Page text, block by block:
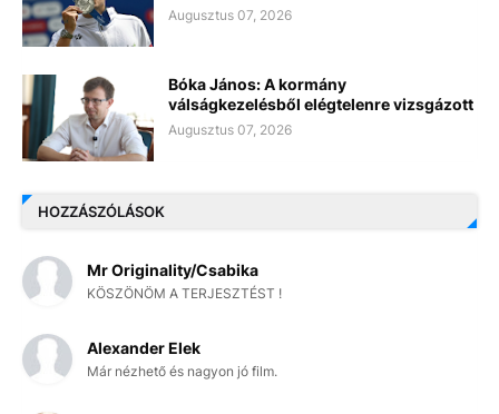
Augusztus 07, 2026
Bóka János: A kormány
válságkezelésből elégtelenre vizsgázott
Augusztus 07, 2026
HOZZÁSZÓLÁSOK
Mr Originality/Csabika
KÖSZÖNÖM A TERJESZTÉST !
Alexander Elek
Már nézhető és nagyon jó film.